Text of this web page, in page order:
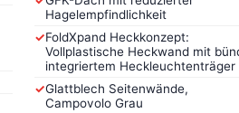
Hagelempfindlichkeit
✓FoldXpand Heckkonzept:
Vollplastische Heckwand mit
integriertem Heckleuchtenträger
✓Glattblech Seitenwände,
Campovolo Grau